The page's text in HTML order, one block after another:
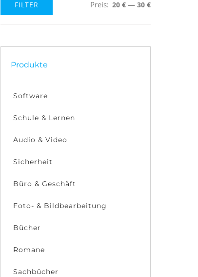
Preis
Preis
FILTER Preis: 20 € — 30 €
Produkte
Software
Schule & Lernen
Audio & Video
Sicherheit
Büro & Geschäft
Foto- & Bildbearbeitung
Bücher
Romane
Sachbücher